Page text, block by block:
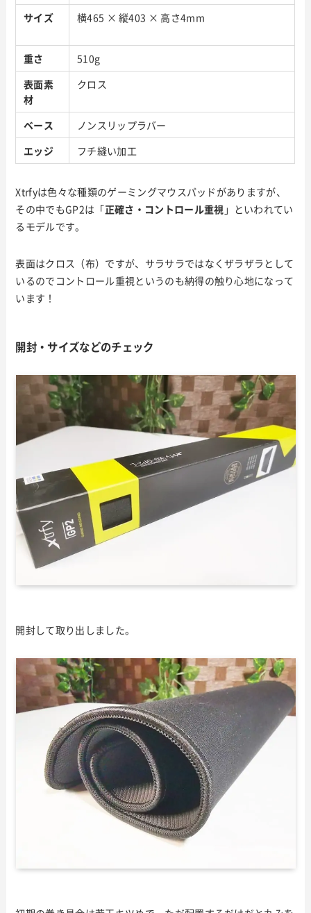
サイズ
横465 × 縦403 × 高さ4mm
重さ
510g
表面素
材
クロス
ベース
ノンスリップラバー
エッジ
フチ縫い加工
Xtrfyは色々な種類のゲーミングマウスパッドがありますが、
その中でもGP2は「正確さ・コントロール重視 」といわれてい
るモデルです。
表面はクロス（布）ですが、サラサラではなくザラザラとして
いるのでコントロール重視というのも納得の触り心地になって
います！
開封・サイズなどのチェック
開封して取り出しました。